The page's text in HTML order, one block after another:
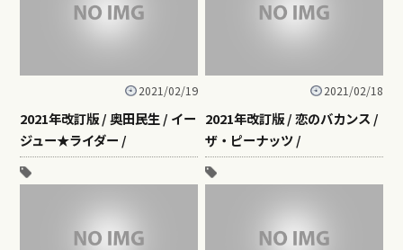
2021/02/19
2021年改訂版 / 奥田民生 / イー
ジュー★ライダー /
2021/02/18
2021年改訂版 / 恋のバカンス /
ザ・ピーナッツ /